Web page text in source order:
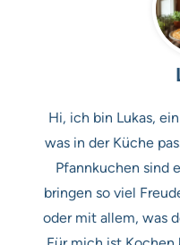
Hi, ich bin Lukas,
was in der Küche
Pfannkuchen sind
bringen so viel
oder mit allem, was